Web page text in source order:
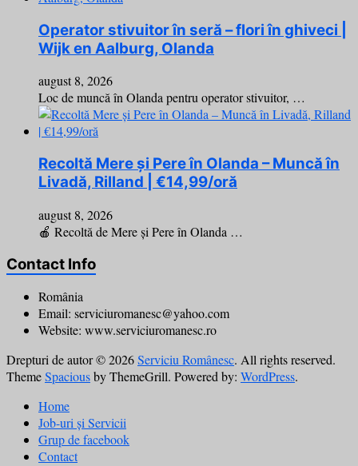
Operator stivuitor în seră – flori în ghiveci |
Wijk en Aalburg, Olanda
august 8, 2026
Loc de muncă în Olanda pentru operator stivuitor, …
Recoltă Mere și Pere în Olanda – Muncă în
Livadă, Rilland | €14,99/oră
august 8, 2026
🍎 Recoltă de Mere și Pere în Olanda …
Contact Info
România
Email: serviciuromanesc@yahoo.com
Website: www.serviciuromanesc.ro
Drepturi de autor © 2026Serviciu Românesc. All rights reserved.
ThemeSpaciousby ThemeGrill. Powered by: WordPress.
Home
Job-uri și Servicii
Grup de facebook
Contact